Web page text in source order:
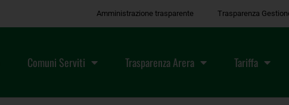
Amministrazione trasparente Trasparenza
Comuni Serviti Trasparenza Arera Tariffa